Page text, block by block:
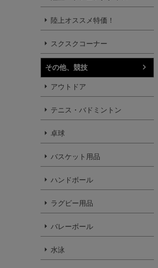
陸上オススメ特価！
スクスクコーナー
その他、競技
アウトドア
テニス・バドミントン
卓球
バスケット用品
ハンドボール
ラグビー用品
バレーボール
水泳